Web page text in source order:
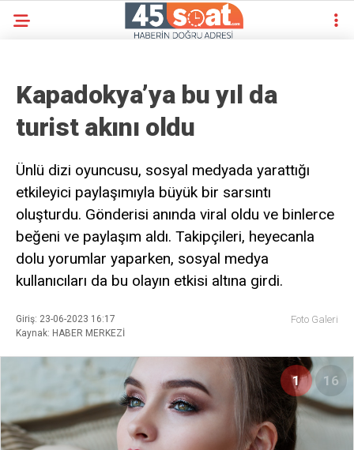
Kapadokya’ya bu yıl da
turist akını oldu
Ünlü dizi oyuncusu, sosyal medyada yarattığı
etkileyici paylaşımıyla büyük bir sarsıntı
oluşturdu. Gönderisi anında viral oldu ve binlerce
beğeni ve paylaşım aldı. Takipçileri, heyecanla
dolu yorumlar yaparken, sosyal medya
kullanıcıları da bu olayın etkisi altına girdi.
Giriş: 23-06-2023 16:17
Kaynak: HABER MERKEZİ
Foto Galeri
1 16